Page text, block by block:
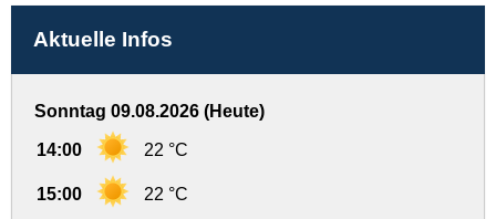
Aktuelle Infos
Sonntag 09.08.2026 (Heute)
14:00 22 °C
15:00 22 °C